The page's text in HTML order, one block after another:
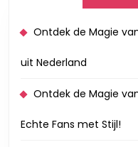
Ontdek de Magie
uit Nederland
Ontdek de Magie
Echte Fans met Stijl!